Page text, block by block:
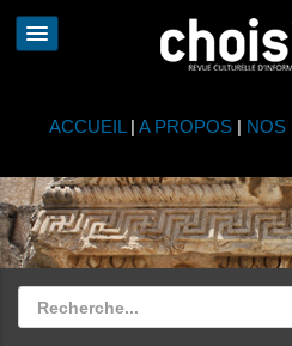
ACCUEIL | A PROPOS| NOS